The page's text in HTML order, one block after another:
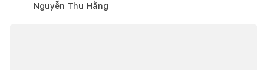
Nguyễn Thu Hằng